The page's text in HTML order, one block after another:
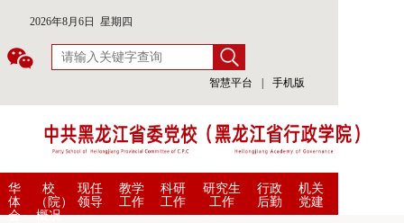
2026年8月6日 星期四
智慧平台 手机版
华
体
会
校
（院）
概况
现任
领导
教学
工作
科研
工作
研究生
工作
行政
后勤
机关
党建